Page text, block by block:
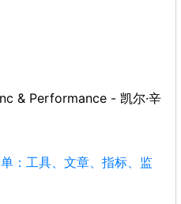
& Performance - 凯尔·辛
：工具、文章、指标、监